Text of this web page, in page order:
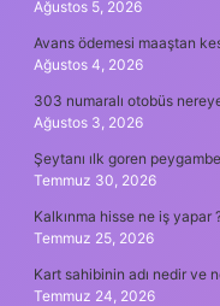
Ağustos 5, 2026
Avans ödemesi maaştan
Ağustos 4, 2026
303 numaralı otobüs
Ağustos 3, 2026
Şeytanı ılk goren
Temmuz 30, 2026
Kalkınma hisse ne iş yapar
Temmuz 25, 2026
Kart sahibinin adı nedir ve
Temmuz 24, 2026